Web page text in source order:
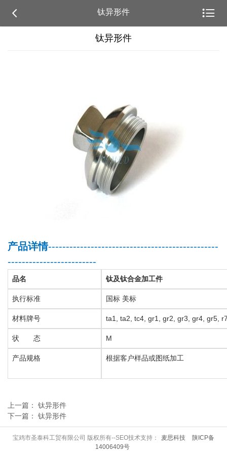
 钛异形件 
钛异形件
产品详情------------------------------------------------
-------------------------
品名 钛及钛合金加工件
执行标准 国标 美标
材料牌号 ta1, ta2, tc4, gr1, gr2, gr3, gr4, gr5,
状 态 M
产品规格 根据客户样品或图纸加工
上一篇： 钛异形件
下一篇： 钛异形件
宝鸡市圣泰科工贸有限公司 版权所有--SEO技术支持： 麦思科技
陕ICP备
14006409号